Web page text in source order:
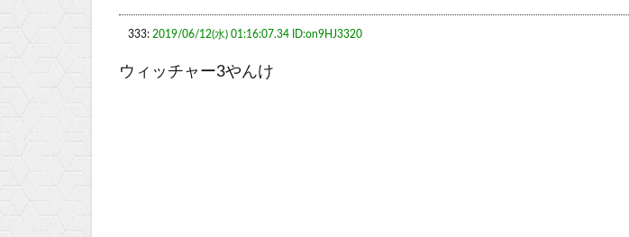
333: 2019/06/12(水) 01:16:07.34 ID:on9HJ3320
ウィッチャー3やんけ